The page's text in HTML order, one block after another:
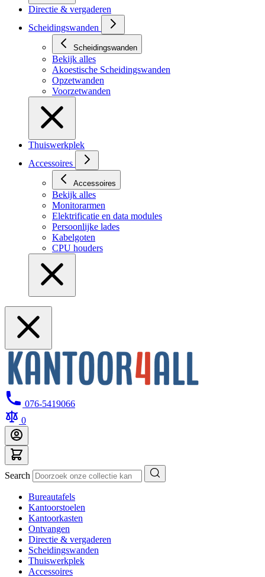
Directie & vergaderen
Scheidingswanden
Scheidingswanden
Bekijk alles
Akoestische Scheidingswanden
Opzetwanden
Voorzetwanden
Thuiswerkplek
Accessoires
Accessoires
Bekijk alles
Monitorarmen
Elektrificatie en data modules
Persoonlijke lades
Kabelgoten
CPU houders
076-5419066
0
Search
Bureautafels
Kantoorstoelen
Kantoorkasten
Ontvangen
Directie & vergaderen
Scheidingswanden
Thuiswerkplek
Accessoires